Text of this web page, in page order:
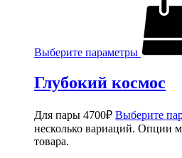
Выберите параметры
Глубокий космос
Для пары 4700₽ Выберите
несколько вариаций. Опции
товара.